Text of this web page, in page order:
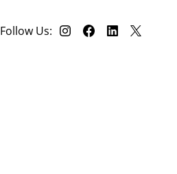
Follow Us: